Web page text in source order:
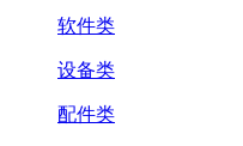
软件类
设备类
配件类